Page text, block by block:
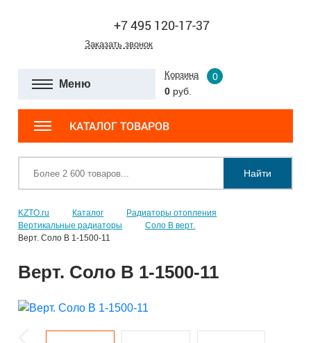
+7 495 120-17-37
Заказать звонок
Меню
Корзина
0
0 руб.
КАТАЛОГ ТОВАРОВ
Найти
KZTO.ru Каталог
Радиаторы отопления
Вертикальные радиаторы
Соло В верт.
Верт. Соло В 1-1500-11
Верт. Соло В 1-1500-11